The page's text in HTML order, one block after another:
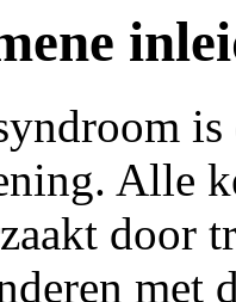
is
Alle
door
met